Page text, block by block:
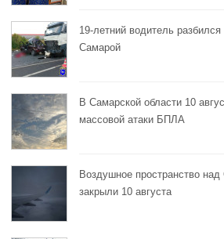
19-летний водитель
Самарой
В Самарской области 10
массовой атаки БПЛА
Воздушное пространство
закрыли 10 августа